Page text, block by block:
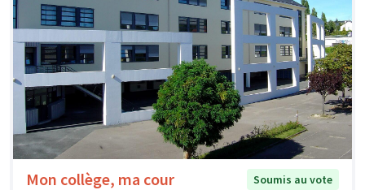
Mon collège, ma cour
Soumis au vote